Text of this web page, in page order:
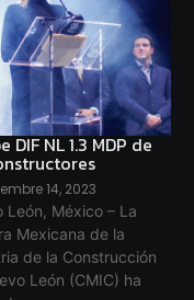
DIF NL 1.3 MDP de
14, 2023
León, México – La
Mexicana de la
de la Construcción
León (CMIC) ha